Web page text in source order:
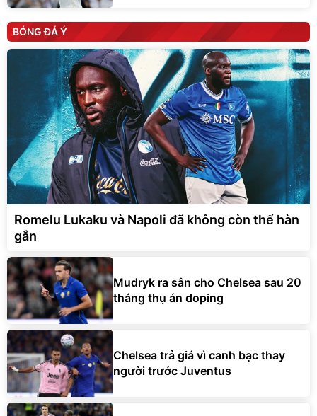
BÓNG ĐÁ Ý
Romelu Lukaku và Napoli đã không còn thể hàn
gắn
Mudryk ra sân cho Chelsea sau 20
tháng thụ án doping
Chelsea trả giá vì canh bạc thay
người trước Juventus